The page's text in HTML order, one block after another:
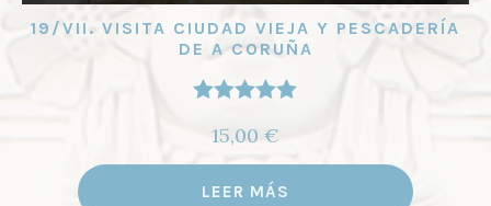
19/VII. VISITA CIUDAD VIEJA Y PESCADERÍA
DE A CORUÑA
con5.00
5
15,00 €
LEER MÁS